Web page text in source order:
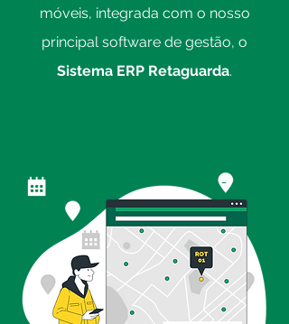
móveis, integrada com o nosso
principal software de gestão, o
Sistema ERP Retaguarda.